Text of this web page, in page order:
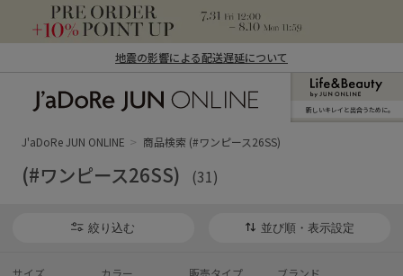
地震の影響による配送遅延について
ン オンライン）
新しいキレイと出合うために。
J'aDoRe JUN ONLINE 商品検索 (#ワンピース26SS)
(#ワンピース26SS) (31)
絞り込む 並び順・表示設定